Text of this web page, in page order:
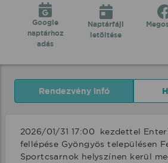
Google
naptárhoz
adás
Naptárfájl
letöltése
Rendezvény infó
2026/01/31 17:00  kezdettel
fellépése Gyöngyös településen
Sportcsarnok helyszínen kerül